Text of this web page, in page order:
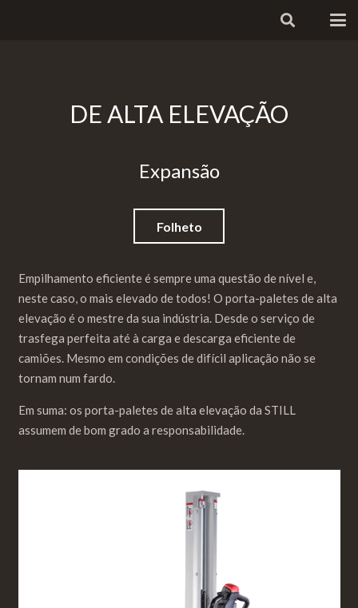
DE ALTA ELEVAÇÃO
Expansão
Folheto
Empilhamento eficiente é sempre uma questão de nível e,
neste caso, o mais elevado de todos! O porta-paletes de alta
elevação é o mestre da sua indústria. Desde o serviço de
trasfega perfeita até à carga e descarga eficiente de
camiões. Mesmo em condições de difícil aplicação não se
tornam num fardo.
Em suma: os porta-paletes de alta elevação da STILL
assumem de bom grado a responsabilidade.